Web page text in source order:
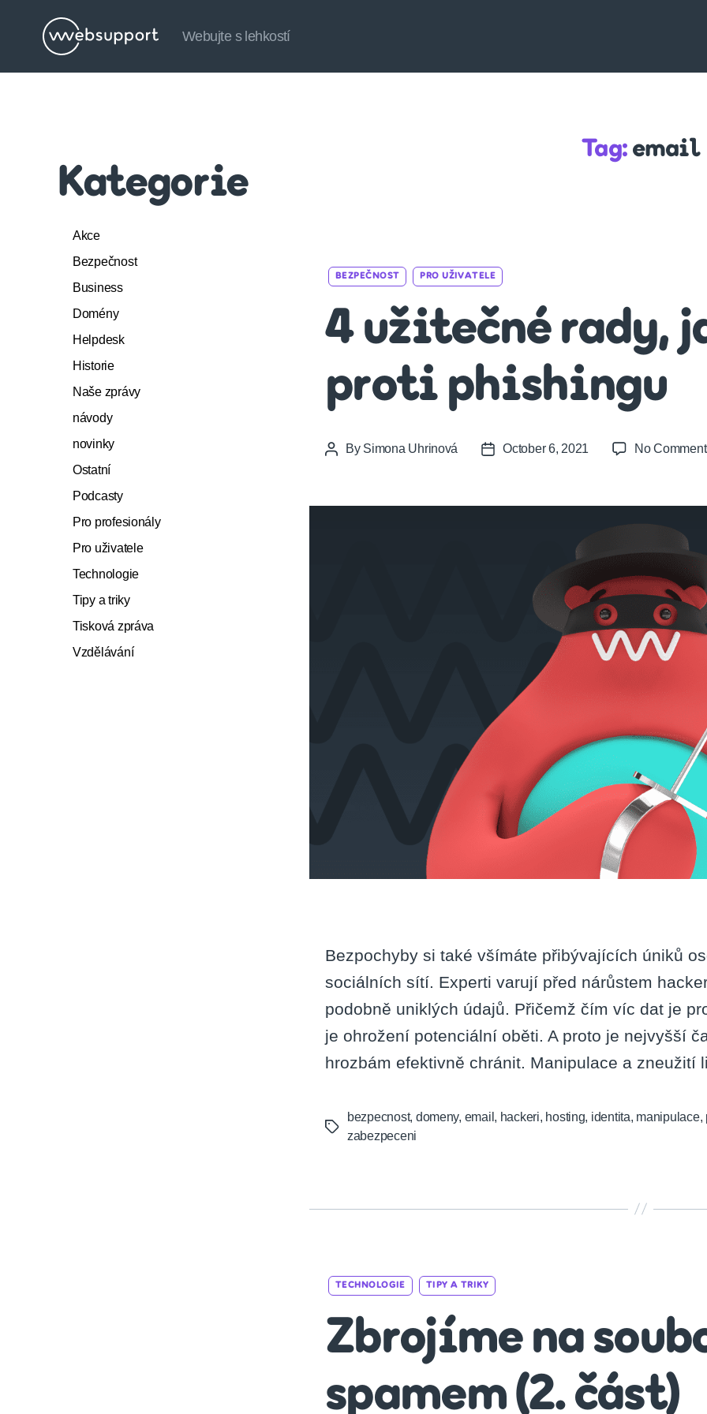
Websupport.cz
Webujte s lehkostí
Kategorie
Akce
Bezpečnost
Business
Domény
Helpdesk
Historie
Naše zprávy
návody
novinky
Ostatní
Podcasty
Pro profesionály
Pro uživatele
Technologie
Tipy a triky
Tisková zpráva
Vzdělávání
Tag: email
BEZPEČNOST PRO UŽIVATELE
4 užitečné rady,
proti phishingu
PostBy Simona Uhrinová
PostOctober 6, 2021 No
Bezpochyby si také všímáte přibývajících úniků
sociálních sítí. Experti varují před nárůstem
podobně uniklých údajů. Přičemž čím víc dat je
je ohrožení potenciální oběti. A proto je nejvyšší
hrozbám efektivně chránit. Manipulace a zneužití
Tags
bezpecnost, domeny, email , hackeri, hosting, identita, manipulace,
zabezpeceni
TECHNOLOGIE TIPY A TRIKY
Zbrojíme na
spamem (2. část)